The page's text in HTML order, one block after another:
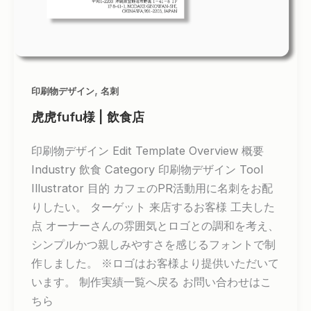
印刷物デザイン, 名刺
虎虎fufu様 | 飲食店
印刷物デザイン Edit Template Overview 概要
Industry 飲食 Category 印刷物デザイン Tool
Illustrator 目的 カフェのPR活動用に名刺をお配
りしたい。 ターゲット 来店するお客様 工夫した
点 オーナーさんの雰囲気とロゴとの調和を考え、
シンプルかつ親しみやすさを感じるフォントで制
作しました。 ※ロゴはお客様より提供いただいて
います。 制作実績一覧へ戻る お問い合わせはこ
ちら